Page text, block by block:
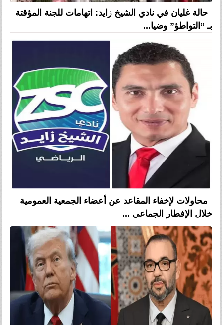
حالة غليان في نادي الشيخ زايد: اتهامات للجنة المؤقتة
بـ ”التواطؤ” وضيا...
محاولات لإخفاء المقاعد عن أعضاء الجمعية العمومية
خلال الإفطار الجماعي ...